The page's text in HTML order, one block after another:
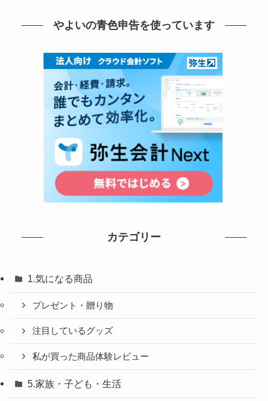
やよいの青色申告を使っています
カテゴリー
1.気になる商品
プレゼント・贈り物
注目しているグッズ
私が買った商品体験レビュー
5.家族・子ども・生活